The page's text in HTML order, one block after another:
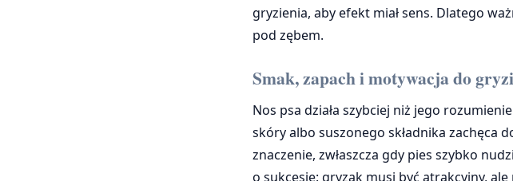
gryzienia, aby efekt miał sens. Dlatego
pod zębem.
Smak, zapach i motywacja do
Nos psa działa szybciej niż jego
skóry albo suszonego składnika zachęca
znaczenie, zwłaszcza gdy pies szybko
o sukcesie: gryzak musi być atrakcyjny,